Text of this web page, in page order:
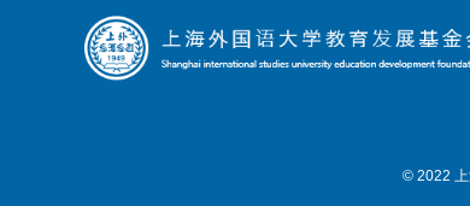
© 2022